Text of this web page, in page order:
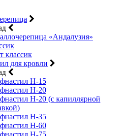
«Андалузия»
классик
для кровли
Н-15
Н-20
Н-20 (с капиллярной
Н-35
Н-60
Н-75